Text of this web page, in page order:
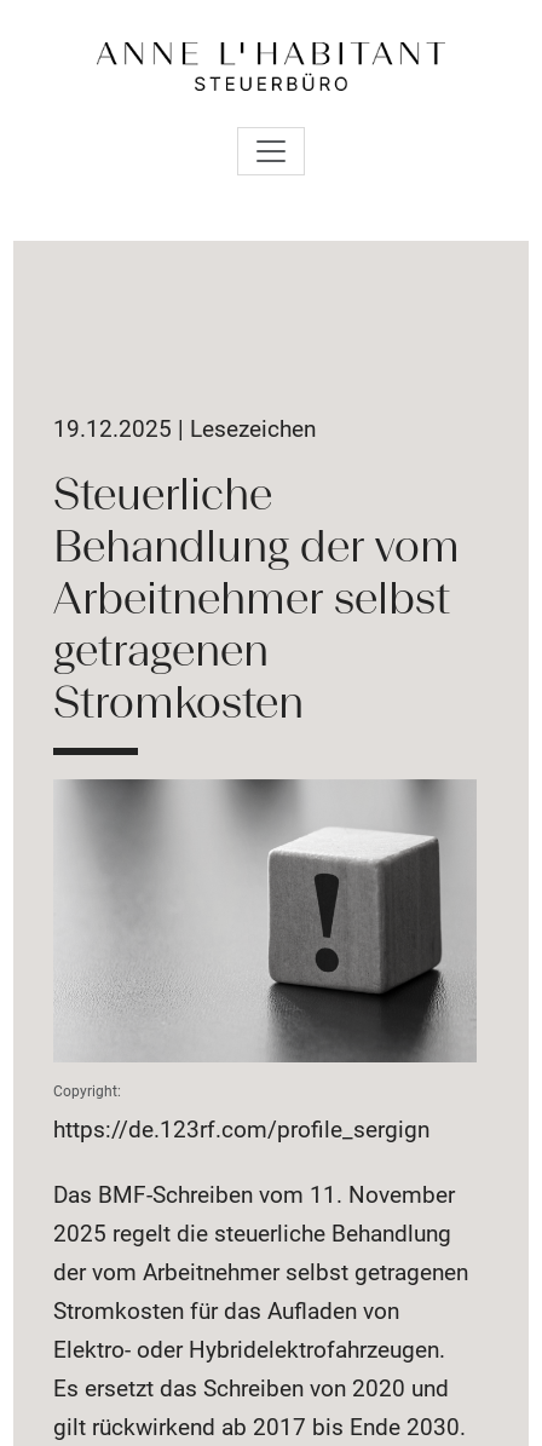
19.12.2025 | Lesezeichen
Steuerliche
Behandlung der vom
Arbeitnehmer selbst
getragenen
Stromkosten
Copyright:
https://de.123rf.com/profile_sergign
Das BMF-Schreiben vom 11. November
2025 regelt die steuerliche Behandlung
der vom Arbeitnehmer selbst getragenen
Stromkosten für das Aufladen von
Elektro- oder Hybridelektrofahrzeugen.
Es ersetzt das Schreiben von 2020 und
gilt rückwirkend ab 2017 bis Ende 2030.